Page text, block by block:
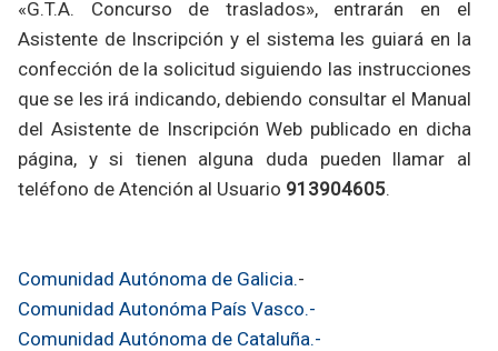
«G.T.A. Concurso de traslados», entrarán en el
Asistente de Inscripción y el sistema les guiará en la
confección de la solicitud siguiendo las instrucciones
que se les irá indicando, debiendo consultar el Manual
del Asistente de Inscripción Web publicado en dicha
página, y si tienen alguna duda pueden llamar al
teléfono de Atención al Usuario 913904605.
Comunidad Autónoma de Galicia.-
Comunidad Autonóma País Vasco.-
Comunidad Autónoma de Cataluña.-